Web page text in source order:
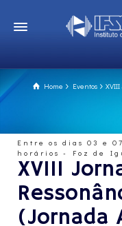
Home Eventos
Entre os dias 03 e
horários - Foz de
XVIII
(Jornada